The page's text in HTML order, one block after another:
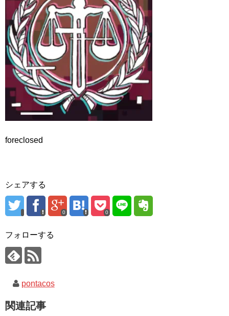
foreclosed
シェアする
0 0
フォローする
pontacos
関連記事